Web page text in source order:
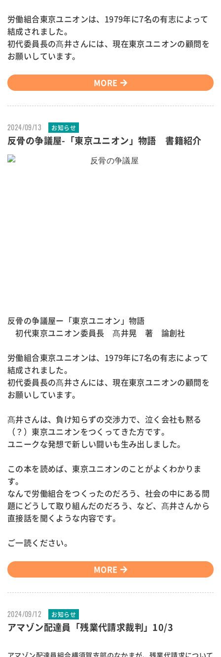
労働組合東京ユニオンは、1979年に7名の有志によって
結成されました。
初代委員長の髙井さんには、現在東京ユニオンの顧問を
お願いしています。
MORE
2024/09/13 お知らせ
反骨の争議屋-「東京ユニオン」物語 書籍紹介
反骨の争議屋ー「東京ユニオン」物語
初代東京ユニオン委員長 髙井晃 著 論創社
労働組合東京ユニオンは、1979年に7名の有志によって
結成されました。
初代委員長の髙井さんには、現在東京ユニオンの顧問を
お願いしています。
髙井さんは、負け知らずの交渉力で、泣く会社も黙る
（？）東京ユニオンをつくってきた方です。
ユニークな発想で新しい闘いも生み出しました。
この本を読めば、東京ユニオンのことがよくわかりま
す。
なんで労働組合をつくったのだろう、社会の中にある問
題にどうして取り組んだのだろう、など、髙井さんから
直接話を聞くような内容です。
ご一読ください。
MORE
2024/09/12 お知らせ
アマゾン配達員「残業代請求裁判」10/3
アマゾン配達員組合横須賀支部のなかまが、残業代請求について